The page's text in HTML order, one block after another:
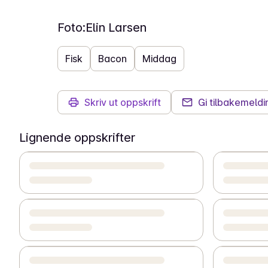
Foto:Elin Larsen
Fisk Bacon Middag
Skriv ut oppskrift Gi
Lignende oppskrifter